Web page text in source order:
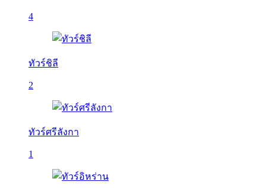
4
ทัวร์ชิลี
2
ทัวร์ศรีลังกา
1